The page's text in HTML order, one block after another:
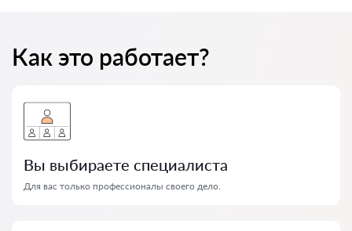
Как это работает?
Вы выбираете специалиста
Для вас только профессионалы своего дело.